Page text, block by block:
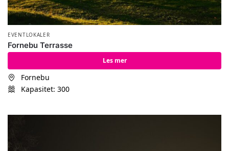
EVENTLOKALER
Fornebu Terrasse
Les mer
Fornebu
Kapasitet: 300